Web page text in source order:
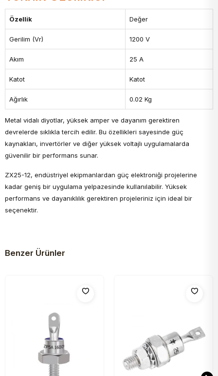
Özellik Değer
Gerilim (Vr) 1200 V
Akım 25 A
Katot Katot
Ağırlık 0.02 Kg
Metal vidalı diyotlar, yüksek amper ve dayanım gerektiren
devrelerde sıklıkla tercih edilir. Bu özellikleri sayesinde güç
kaynakları, invertörler ve diğer yüksek voltajlı uygulamalarda
güvenilir bir performans sunar.
ZX25-12, endüstriyel ekipmanlardan güç elektroniği projelerine
kadar geniş bir uygulama yelpazesinde kullanılabilir. Yüksek
performans ve dayanıklılık gerektiren projeleriniz için ideal bir
seçenektir.
Benzer Ürünler